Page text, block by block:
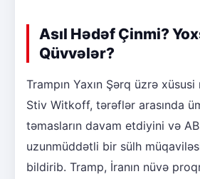
Asıl Hədəf Çinmi?
Qüvvələr?
Trampın Yaxın Şərq üzrə
Stiv Witkoff, tərəflər arasında
təmasların davam etdiyini və
uzunmüddətli bir sülh
bildirib. Tramp, İranın nüvə